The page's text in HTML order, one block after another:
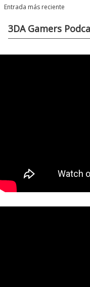
Entrada más reciente
3DA Gamers